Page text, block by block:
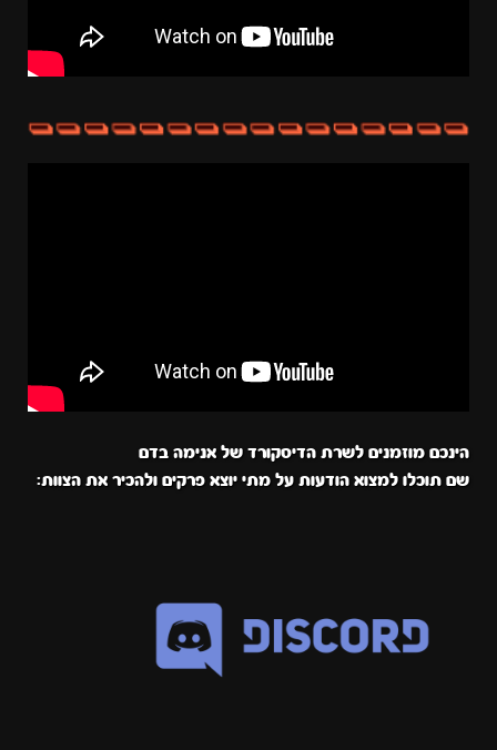
הינכם מוזמנים לשרת הדיסקורד של אנימה בדם
שם תוכלו למצוא הודעות על מתי יוצא פרקים ולהכיר את הצוות: